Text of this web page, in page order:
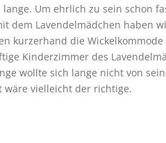
Um ehrlich zu sein schon
dem Lavendelmädchen haben
kurzerhand die
Kinderzimmer des
wollte sich lange nicht von
wäre vielleicht der richtige.